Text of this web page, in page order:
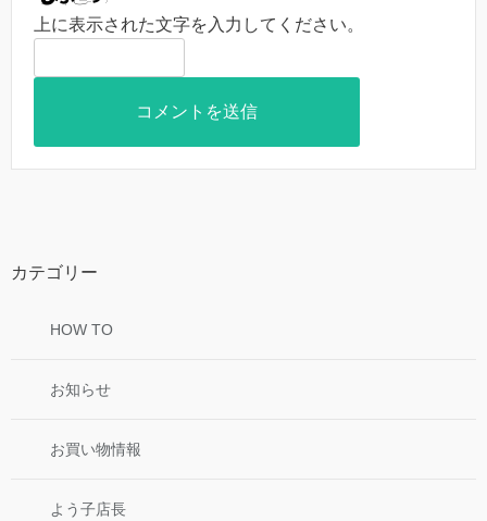
上に表示された文字を入力してください。
カテゴリー
HOW TO
お知らせ
お買い物情報
よう子店長